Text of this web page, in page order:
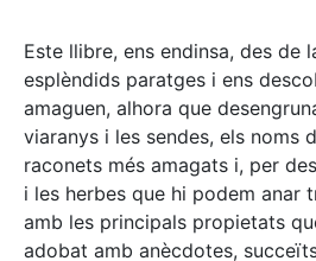
Este llibre, ens endinsa, des de
esplèndids paratges i ens
amaguen, alhora que
viaranys i les sendes, els noms
raconets més amagats i, per
i les herbes que hi podem anar
amb les principals propietats
adobat amb anècdotes,